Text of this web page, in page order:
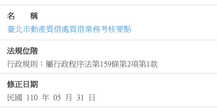
名 稱
臺北市動產質借處質借業務考核要點
法規位階
行政規則：屬行政程序法第159條第2項第1款
修正日期
民國 110 年 05 月 31 日